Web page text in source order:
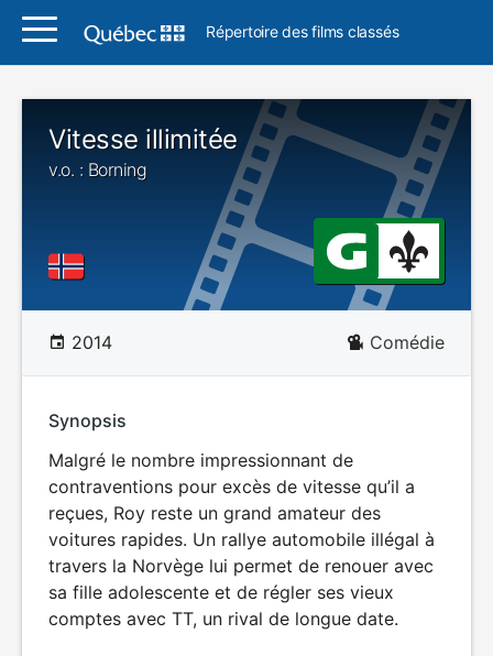
Répertoire des films classés
Vitesse illimitée
v.o. : Borning
2014 Comédie
Synopsis
Malgré le nombre impressionnant de
contraventions pour excès de vitesse qu’il a
reçues, Roy reste un grand amateur des
voitures rapides. Un rallye automobile illégal à
travers la Norvège lui permet de renouer avec
sa fille adolescente et de régler ses vieux
comptes avec TT, un rival de longue date.